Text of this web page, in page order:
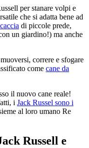
per stanare volpi e
che si adatta bene ad
di piccole prede,
un giardino!) ma anche
correre e sfogare
come cane da
il nuovo cane reale!
i Jack Russel sono i
al loro umano Re
Russell e